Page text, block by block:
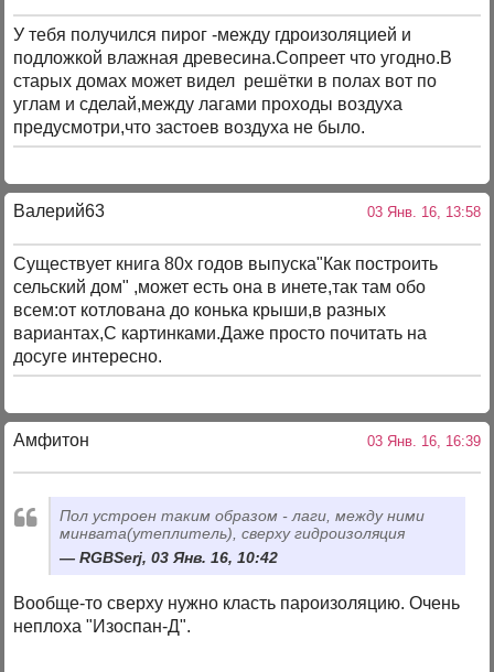
У тебя получился пирог -между гдроизоляцией и
подложкой влажная древесина.Сопреет что угодно.В
старых домах может видел решётки в полах вот по
углам и сделай,между лагами проходы воздуха
предусмотри,что застоев воздуха не было.
Валерий63 03 Янв. 16, 13:58
Существует книга 80х годов выпуска"Как построить
сельский дом" ,может есть она в инете,так там обо
всем:от котлована до конька крыши,в разных
вариантах,С картинками.Даже просто почитать на
досуге интересно.
Амфитон 03 Янв. 16, 16:39
Пол устроен таким образом - лаги, между ними
минвата(утеплитель), сверху гидроизоляция
RGBSerj, 03 Янв. 16, 10:42
Вообще-то сверху нужно класть пароизоляцию. Очень
неплоха "Изоспан-Д".